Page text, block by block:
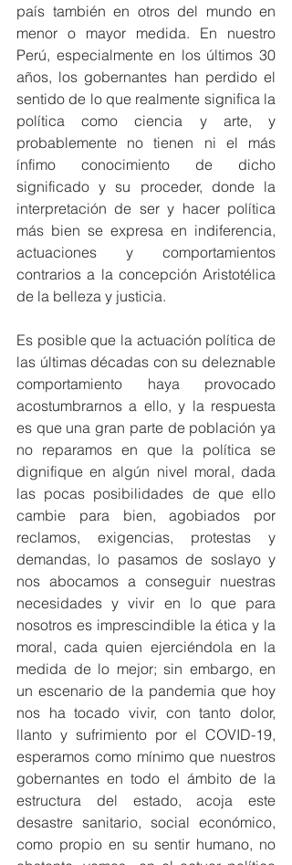
país también en otros del mundo en
menor o mayor medida. En nuestro
Perú, especialmente en los últimos 30
años, los gobernantes han perdido el
sentido de lo que realmente significa la
política como ciencia y arte, y
probablemente no tienen ni el más
ínfimo conocimiento de dicho
significado y su proceder, donde la
interpretación de ser y hacer política
más bien se expresa en indiferencia,
actuaciones y comportamientos
contrarios a la concepción Aristotélica
de la belleza y justicia.
Es posible que la actuación política de
las últimas décadas con su deleznable
comportamiento haya provocado
acostumbrarnos a ello, y la respuesta
es que una gran parte de población ya
no reparamos en que la política se
dignifique en algún nivel moral, dada
las pocas posibilidades de que ello
cambie para bien, agobiados por
reclamos, exigencias, protestas y
demandas, lo pasamos de soslayo y
nos abocamos a conseguir nuestras
necesidades y vivir en lo que para
nosotros es imprescindible la ética y la
moral, cada quien ejerciéndola en la
medida de lo mejor; sin embargo, en
un escenario de la pandemia que hoy
nos ha tocado vivir, con tanto dolor,
llanto y sufrimiento por el COVID-19,
esperamos como mínimo que nuestros
gobernantes en todo el ámbito de la
estructura del estado, acoja este
desastre sanitario, social económico,
como propio en su sentir humano, no